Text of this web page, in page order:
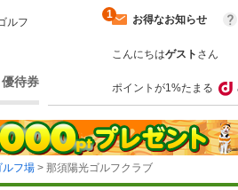
ルフ
待券
お得なお知らせ
1
こんにちはゲスト さん
ポイントが1%たまる
ルフ場 > 那須陽光ゴルフクラブ